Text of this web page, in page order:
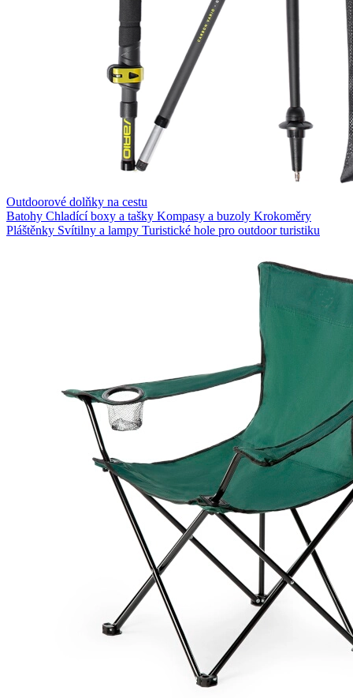
Outdoorové dolňky na cestu
Batohy Chladící boxy a tašky Kompasy a buzoly Krokoměry
Pláštěnky Svítilny a lampy Turistické hole pro outdoor turistiku